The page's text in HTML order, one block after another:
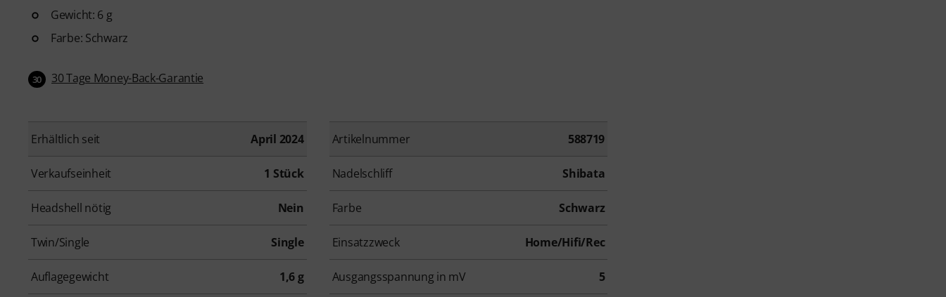
Gewicht: 6 g
Farbe: Schwarz
30 30 Tage Money-Back-Garantie
Erhältlich seit April 2024 Artikelnummer 588719
Verkaufseinheit 1 Stück Nadelschliff Shibata
Headshell nötig Nein Farbe Schwarz
Twin/Single Single Einsatzzweck Home/Hifi/Rec
Auflagegewicht 1,6 g Ausgangsspannung in mV 5